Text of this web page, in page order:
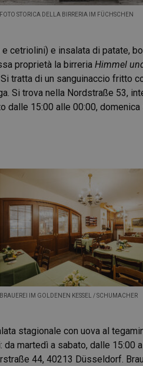
FOTO STORICA DELLA BIRRERIA IM FÜCHSCHEN
cetriolini) e insalata di patate,
proprietà la birreria Himmel
tratta di un sanguinaccio fritto
Si trova nella Nordstraße 53,
dalle 15:00 alle 00:00,
BRAUEREI IM GOLDENEN KESSEL / SCHUMACHER
stagionale con uova al
martedì a sabato, dalle 15:00
44, 40213 Düsseldorf.